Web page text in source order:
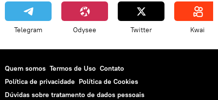
Telegram Odysee Twitter Kwai
Quem somos Termos de Uso Contato
Política de privacidade Política de Cookies
Dúvidas sobre tratamento de dados pessoais